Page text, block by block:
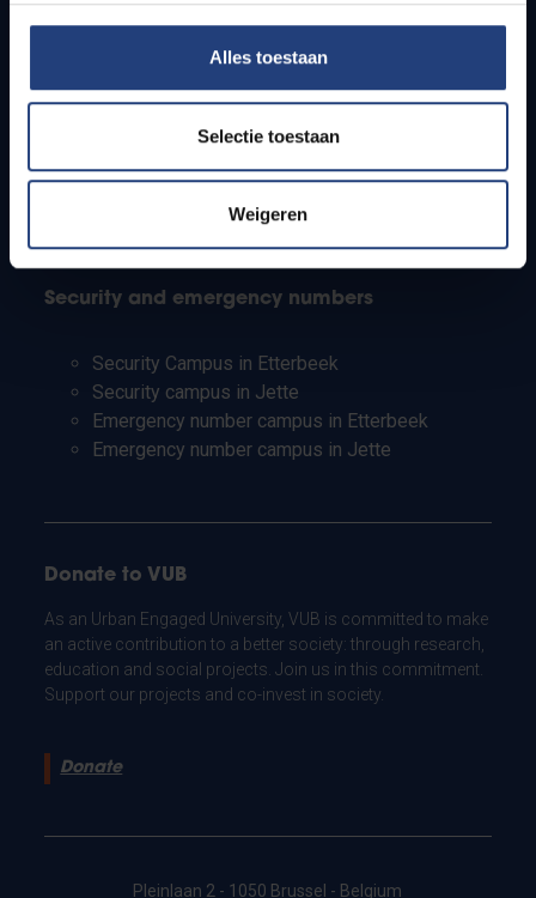
Alles toestaan
Selectie toestaan
Weigeren
Students
PhD students
Teachers and secondary schools
Working students
Security and emergency numbers
Security Campus in Etterbeek
Security campus in Jette
Emergency number campus in Etterbeek
Emergency number campus in Jette
Donate to VUB
As an Urban Engaged University, VUB is committed to make
an active contribution to a better society: through research,
education and social projects. Join us in this commitment.
Support our projects and co-invest in society.
Donate
Pleinlaan 2 - 1050 Brussel - Belgium